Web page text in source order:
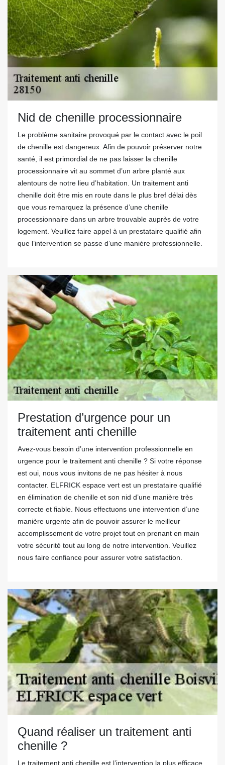
Nid de chenille processionnaire
Le problème sanitaire provoqué par le contact avec le poil
de chenille est dangereux. Afin de pouvoir préserver notre
santé, il est primordial de ne pas laisser la chenille
processionnaire vit au sommet d’un arbre planté aux
alentours de notre lieu d’habitation. Un traitement anti
chenille doit être mis en route dans le plus bref délai dès
que vous remarquez la présence d’une chenille
processionnaire dans un arbre trouvable auprès de votre
logement. Veuillez faire appel à un prestataire qualifié afin
que l’intervention se passe d’une manière professionnelle.
Prestation d’urgence pour un
traitement anti chenille
Avez-vous besoin d’une intervention professionnelle en
urgence pour le traitement anti chenille ? Si votre réponse
est oui, nous vous invitons de ne pas hésiter à nous
contacter. ELFRICK espace vert est un prestataire qualifié
en élimination de chenille et son nid d’une manière très
correcte et fiable. Nous effectuons une intervention d’une
manière urgente afin de pouvoir assurer le meilleur
accomplissement de votre projet tout en prenant en main
votre sécurité tout au long de notre intervention. Veuillez
nous faire confiance pour assurer votre satisfaction.
Quand réaliser un traitement anti
chenille ?
Le traitement anti chenille est l’intervention la plus efficace